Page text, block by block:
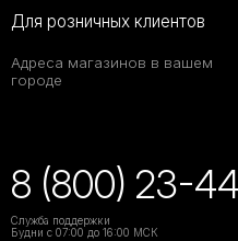
Для розничных клиентов
Адреса магазинов в вашем
городе
8 (800) 23-
Служба поддержки
Будни с 07:00 до 16:00 МСК